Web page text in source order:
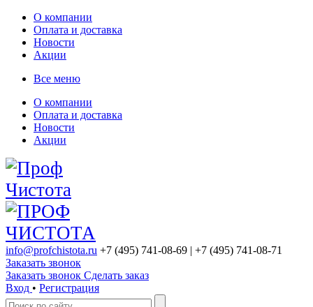
О компании
Оплата и доставка
Новости
Акции
Все меню
О компании
Оплата и доставка
Новости
Акции
info@profchistota.ru +7 (495) 741-08-69 | +7 (495) 741-08-71
Заказать звонок
Заказать звонок Сделать заказ
Вход • Регистрация